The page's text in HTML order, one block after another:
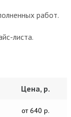
работ.
листа.
Цена, р.
от 640 р.